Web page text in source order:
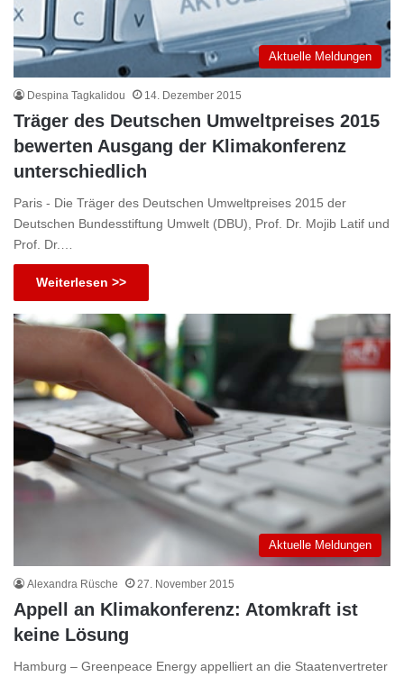
Aktuelle Meldungen
Despina Tagkalidou 14. Dezember 2015
Träger des Deutschen Umweltpreises 2015
bewerten Ausgang der Klimakonferenz
unterschiedlich
Paris - Die Träger des Deutschen Umweltpreises 2015 der
Deutschen Bundesstiftung Umwelt (DBU), Prof. Dr. Mojib Latif und
Prof. Dr.…
Weiterlesen >>
Aktuelle Meldungen
Alexandra Rüsche 27. November 2015
Appell an Klimakonferenz: Atomkraft ist
keine Lösung
Hamburg – Greenpeace Energy appelliert an die Staatenvertreter